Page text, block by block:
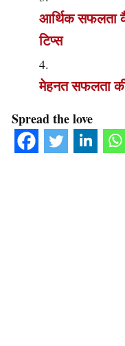
आर्थिक सफलता
टिप्स
मेहनत सफलता
Spread the love